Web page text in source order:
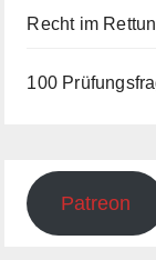
Recht im
100
Patreon